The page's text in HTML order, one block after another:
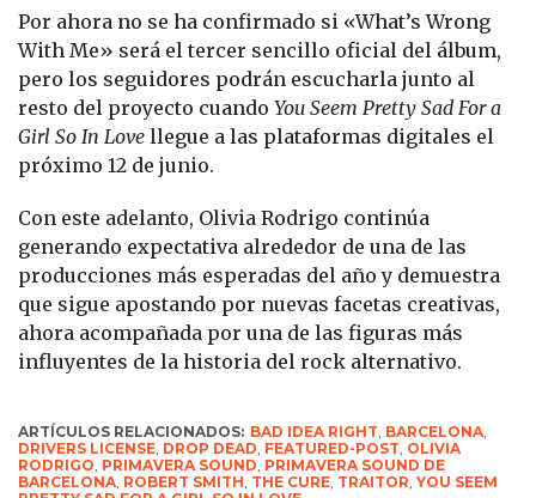
Por ahora no se ha confirmado si «What’s Wrong
With Me» será el tercer sencillo oficial del álbum,
pero los seguidores podrán escucharla junto al
resto del proyecto cuandoYou Seem Pretty Sad For a
Girl So In Love llegue a las plataformas digitales el
próximo 12 de junio.
Con este adelanto, Olivia Rodrigo continúa
generando expectativa alrededor de una de las
producciones más esperadas del año y demuestra
que sigue apostando por nuevas facetas creativas,
ahora acompañada por una de las figuras más
influyentes de la historia del rock alternativo.
ARTÍCULOS RELACIONADOS: BAD IDEA RIGHT, BARCELONA,
DRIVERS LICENSE, DROP DEAD, FEATURED-POST, OLIVIA
RODRIGO, PRIMAVERA SOUND, PRIMAVERA SOUND DE
BARCELONA, ROBERT SMITH, THE CURE, TRAITOR,YOU SEEM